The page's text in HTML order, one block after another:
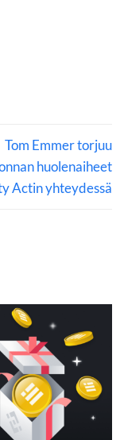
Tom Emmer torjuu
huolenaiheet
Actin yhteydessä